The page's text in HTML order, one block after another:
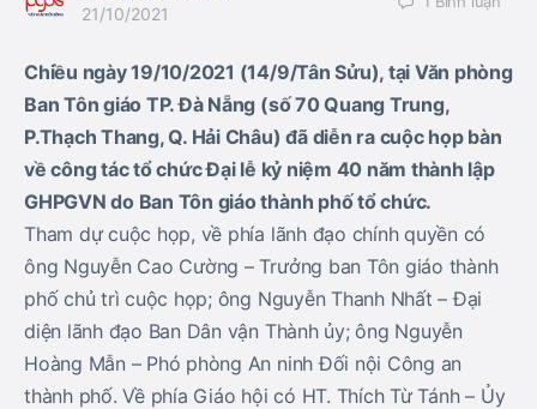
21/10/2021
Chiều ngày 19/10/2021 (14/9/Tân Sửu), tại Văn phòng
Ban Tôn giáo TP. Đà Nẵng (số 70 Quang Trung,
P.Thạch Thang, Q. Hải Châu) đã diễn ra cuộc họp bàn
vềcông tác tổ chức Đại lễ kỷ niệm 40 năm thành lập
GHPGVN do Ban Tôn giáo thành phố tổ chức.
Tham dự cuộc họp, về phía lãnh đạo chính quyền có
ông Nguyễn Cao Cường – Trưởng ban Tôn giáo thành
phố chủ trì cuộc họp; ông Nguyễn Thanh Nhất – Đại
diện lãnh đạo Ban Dân vận Thành ủy; ông Nguyễn
Hoàng Mẫn – Phó phòng An ninh Đối nội Công an
thành phố. Về phía Giáo hội có HT. Thích Từ Tánh – Ủy